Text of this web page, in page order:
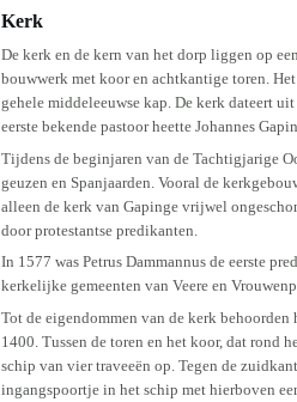
Kerk
De kerk en de kern van het dorp liggen op
bouwwerk met koor en achtkantige toren.
gehele middeleeuwse kap. De kerk dateert
eerste bekende pastoor heette Johannes
Tijdens de beginjaren van de Tachtigjarige
geuzen en Spanjaarden. Vooral de
alleen de kerk van Gapinge vrijwel
door protestantse predikanten.
In 1577 was Petrus Dammannus de eerste
kerkelijke gemeenten van Veere en
Tot de eigendommen van de kerk
1400. Tussen de toren en het koor, dat rond
schip van vier traveeën op. Tegen de
ingangspoortje in het schip met hierboven